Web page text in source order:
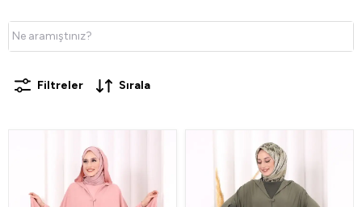
Filtreler Sırala